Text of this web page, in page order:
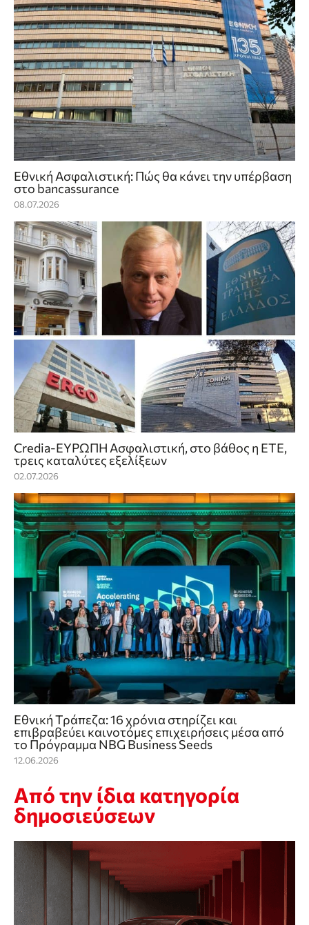
Εθνική Ασφαλιστική: Πώς θα κάνει την υπέρβαση
στο bancassurance
08.07.2026
Credia-ΕΥΡΩΠΗ Ασφαλιστική, στο βάθος η ΕΤΕ,
τρεις καταλύτες εξελίξεων
02.07.2026
Εθνική Τράπεζα: 16 χρόνια στηρίζει και
επιβραβεύει καινοτόμες επιχειρήσεις μέσα από
το Πρόγραμμα NBG Business Seeds
12.06.2026
Από την ίδια κατηγορία
δημοσιεύσεων